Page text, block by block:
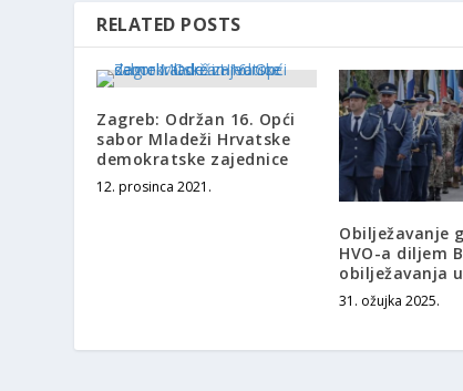
RELATED POSTS
Zagreb: Održan 16. Opći
sabor Mladeži Hrvatske
demokratske zajednice
12. prosinca 2021.
Obilježavanje
HVO-a diljem
obilježavanja
31. ožujka 2025.